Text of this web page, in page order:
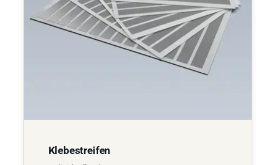
Klebestreifen